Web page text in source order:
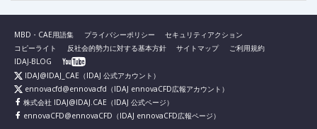
MBD・CAE用語集 プライバシーポリシー
セキュリティアクション
コピーライト
反社会的勢力に対する基本方針 サイトマップ
ご利用規約
IDAJ-BLOG
IDAJ@IDAJ_CAE （IDAJ 公式アカウント）
ennovacfd@ennovacfd （IDAJ ennovaCFD広報アカウント）
株式会社 IDAJ@IDAJ.CAE （IDAJ 公式ページ）
ennovaCFD@ennovaCFD （IDAJ ennovaCFD広報ページ）